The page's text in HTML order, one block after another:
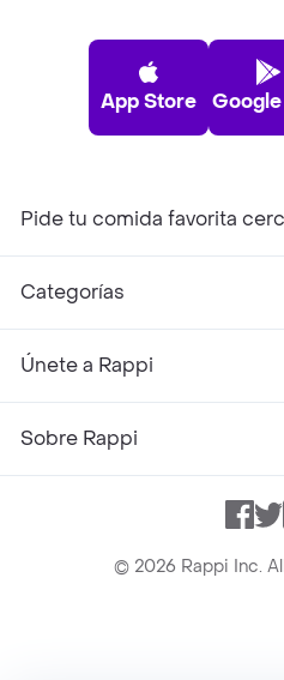
App Store
Pide tu comida favorita
Categorías
Únete a Rappi
Sobre Rappi
© 2026 Rappi Inc.